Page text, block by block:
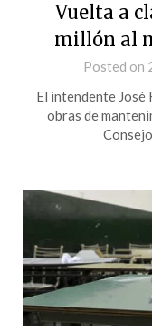
Vuelta a
millón al
Posted on
El intendente José
obras de